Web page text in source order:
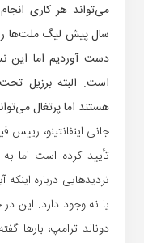
می‌تواند هر کاری
دست آوردیم اما این
است. البته برزیل
هستند اما پرتغال
جانی اینفانتینو، رییس
تأیید کرده است اما
تردیدهایی درباره
یا نه وجود دارد. این در
دونالد ترامپ، بارها